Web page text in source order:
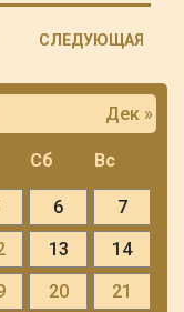
СЛЕДУЮЩАЯ
Сб Вс
Дек »
6
7
13
14
20
21